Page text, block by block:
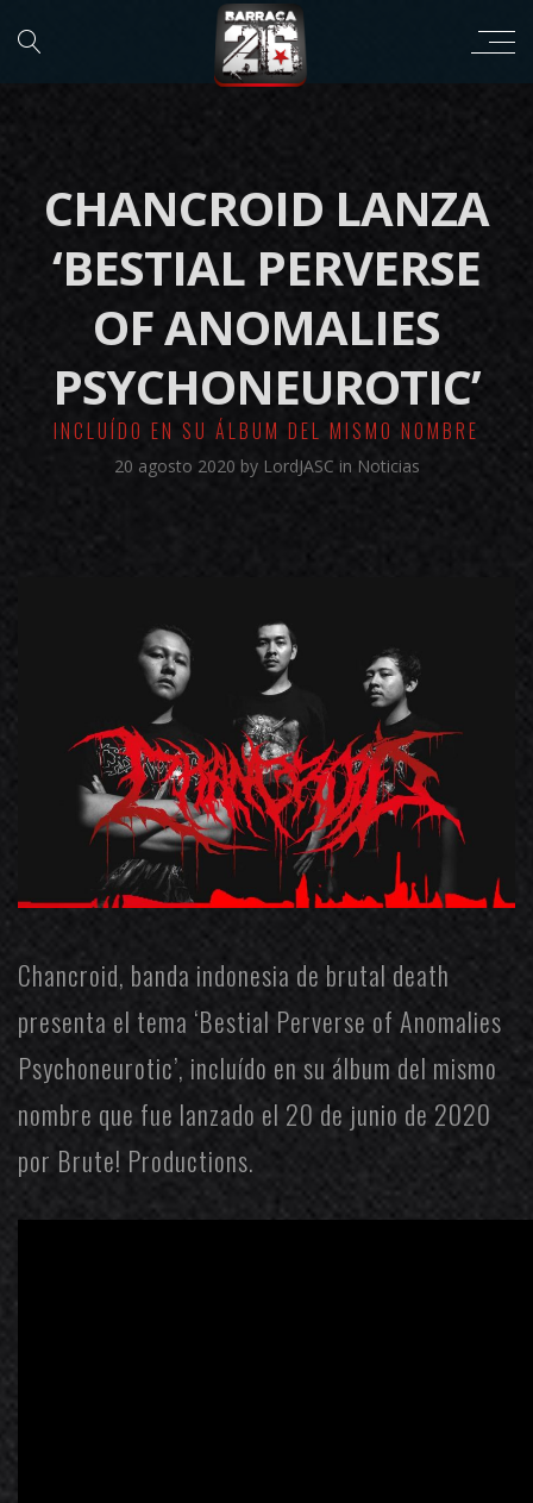
CHANCROID LANZA
‘BESTIAL PERVERSE
OF ANOMALIES
PSYCHONEUROTIC’
INCLUÍDO EN SU ÁLBUM DEL MISMO NOMBRE
20 agosto 2020 by LordJASC in Noticias
Chancroid, banda indonesia de brutal death
presenta el tema ‘Bestial Perverse of Anomalies
Psychoneurotic’, incluído en su álbum del mismo
nombre que fue lanzado el 20 de junio de 2020
por Brute! Productions.